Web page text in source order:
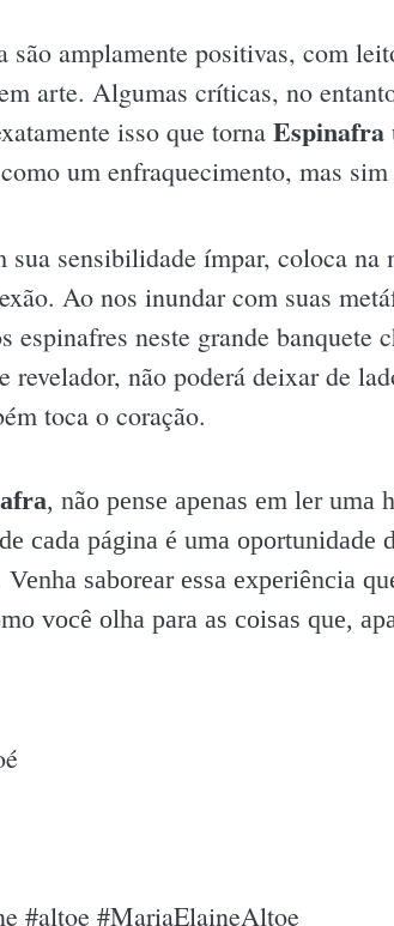
são amplamente positivas, com
arte. Algumas críticas, no
isso que torna Espinafra
um enfraquecimento, mas
sensibilidade ímpar, coloca na
Ao nos inundar com suas
espinafres neste grande banquete
revelador, não poderá deixar de
toca o coração.
, não pense apenas em ler uma
cada página é uma
saborear essa experiência
você olha para as coisas que,
#altoe #MariaElaineAltoe